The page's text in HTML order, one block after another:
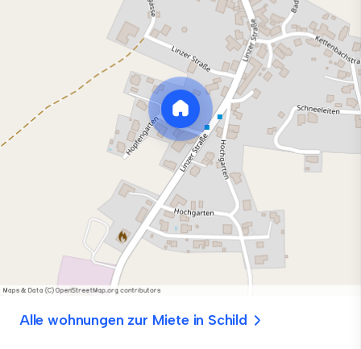
Alle wohnungen zur Miete in Schild